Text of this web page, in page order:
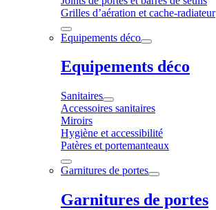
Grilles d’aération et cache-radiateur
Equipements déco
Equipements déco
Sanitaires
Accessoires sanitaires
Miroirs
Hygiène et accessibilité
Patères et portemanteaux
Garnitures de portes
Garnitures de portes